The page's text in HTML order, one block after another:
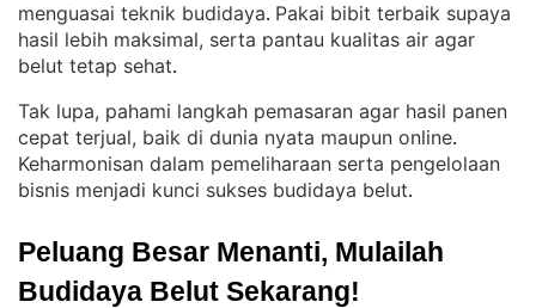
menguasai teknik budidaya. Pakai bibit terbaik supaya
hasil lebih maksimal, serta pantau kualitas air agar
belut tetap sehat.
Tak lupa, pahami langkah pemasaran agar hasil panen
cepat terjual, baik di dunia nyata maupun online
Keharmonisan dalam pemeliharaan serta pengelolaan
bisnis menjadi kunci sukses budidaya belut.
Peluang Besar Menanti, Mulailah
Budidaya Belut Sekarang!